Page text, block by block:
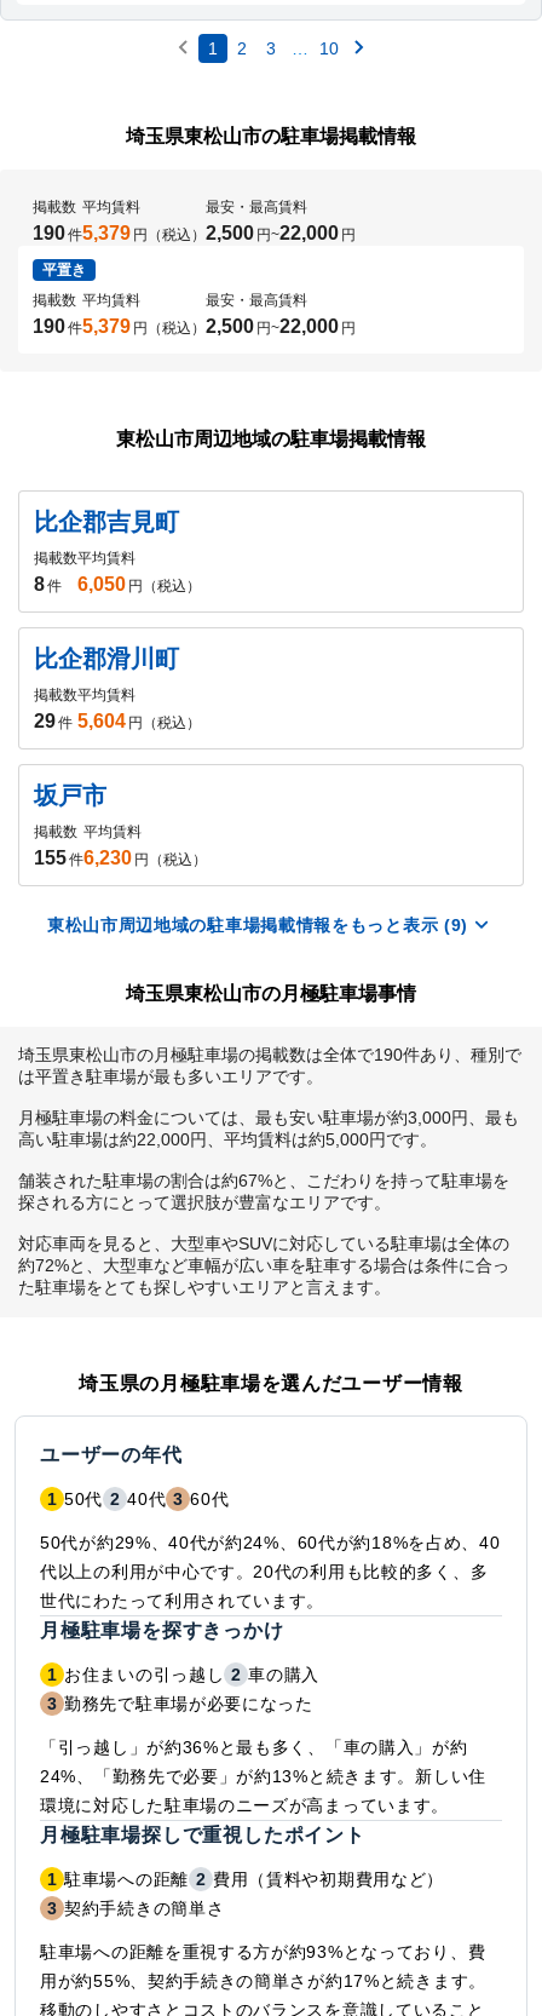
1 2 3 10
埼玉県東松山市の駐車場掲載情報
掲載数
190件
平均賃料
5,379 円（税込）
最安・最高賃料
2,500 円~22,000 円
平置き
掲載数
190件
平均賃料
5,379 円（税込）
最安・最高賃料
2,500 円~22,000 円
東松山市周辺地域の駐車場掲載情報
比企郡吉見町
掲載数
8件
平均賃料
6,050 円（税込）
比企郡滑川町
掲載数
29件
平均賃料
5,604 円（税込）
坂戸市
掲載数
155件
平均賃料
6,230 円（税込）
東松山市周辺地域の駐車場掲載情報をもっと表示 (9)
埼玉県東松山市の月極駐車場事情
埼玉県東松山市の月極駐車場の掲載数は全体で190件あり、種別で
は平置き駐車場が最も多いエリアです。
月極駐車場の料金については、最も安い駐車場が約3,000円、最も
高い駐車場は約22,000円、平均賃料は約5,000円です。
舗装された駐車場の割合は約67%と、こだわりを持って駐車場を
探される方にとって選択肢が豊富なエリアです。
対応車両を見ると、大型車やSUVに対応している駐車場は全体の
約72%と、大型車など車幅が広い車を駐車する場合は条件に合っ
た駐車場をとても探しやすいエリアと言えます。
埼玉県の月極駐車場を選んだユーザー情報
ユーザーの年代
1 50代 2 40代 3 60代
50代が約29%、40代が約24%、60代が約18%を占め、40
代以上の利用が中心です。20代の利用も比較的多く、多
世代にわたって利用されています。
月極駐車場を探すきっかけ
1 お住まいの引っ越し 2 車の購入
3 勤務先で駐車場が必要になった
「引っ越し」が約36%と最も多く、「車の購入」が約
24%、「勤務先で必要」が約13%と続きます。新しい住
環境に対応した駐車場のニーズが高まっています。
月極駐車場探しで重視したポイント
1 駐車場への距離 2 費用（賃料や初期費用など）
3 契約手続きの簡単さ
駐車場への距離を重視する方が約93%となっており、費
用が約55%、契約手続きの簡単さが約17%と続きます。
移動のしやすさとコストのバランスを意識していること